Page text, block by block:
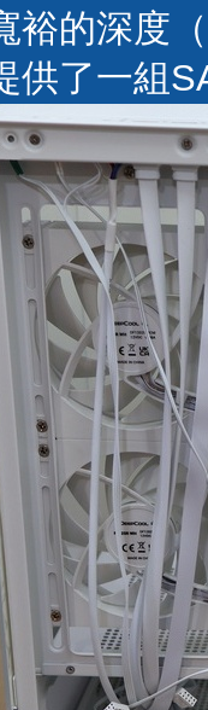
裕的深度
供了一組